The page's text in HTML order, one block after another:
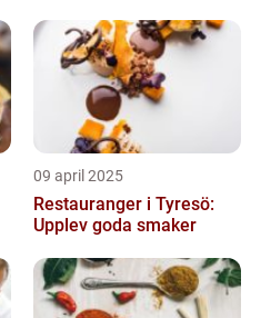
09 april 2025
Restauranger i Tyresö:
Upplev goda smaker